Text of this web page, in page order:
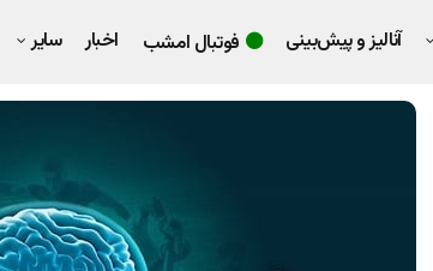
آنالیز و پیش‌بینی فوتبال امشب اخبار سایر